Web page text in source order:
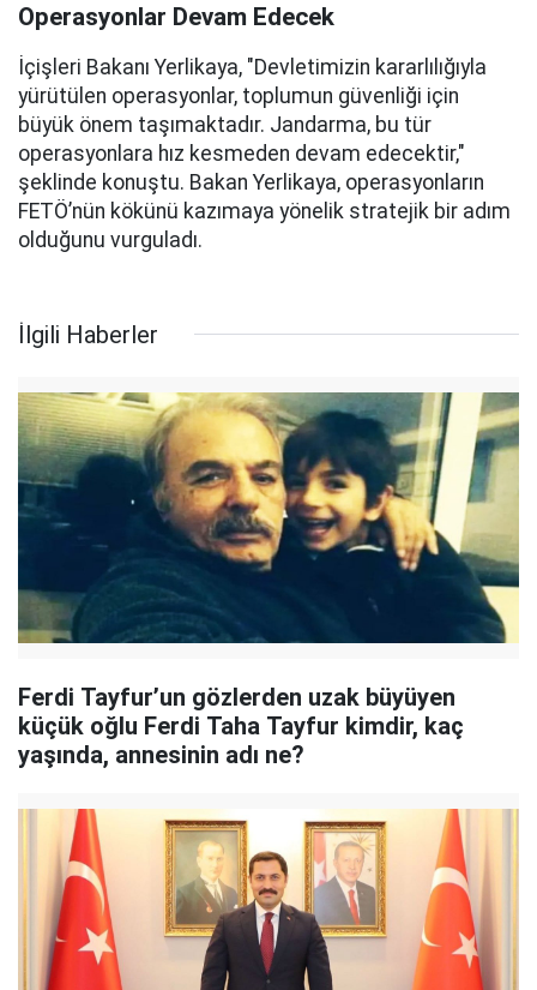
Operasyonlar Devam Edecek
İçişleri Bakanı Yerlikaya, "Devletimizin kararlılığıyla
yürütülen operasyonlar, toplumun güvenliği için
büyük önem taşımaktadır. Jandarma, bu tür
operasyonlara hız kesmeden devam edecektir,"
şeklinde konuştu. Bakan Yerlikaya, operasyonların
FETÖ’nün kökünü kazımaya yönelik stratejik bir adım
olduğunu vurguladı.
İlgili Haberler
Ferdi Tayfur’un gözlerden uzak büyüyen
küçük oğlu Ferdi Taha Tayfur kimdir, kaç
yaşında, annesinin adı ne?